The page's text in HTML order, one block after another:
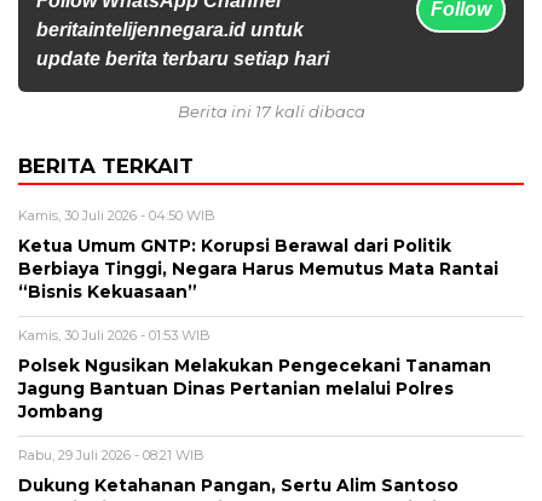
beritaintelijennegara.id untuk
update berita terbaru setiap hari
Follow
Berita ini 17 kali dibaca
BERITA TERKAIT
Kamis, 30 Juli 2026 - 04:50 WIB
Ketua Umum GNTP: Korupsi Berawal dari Politik
Berbiaya Tinggi, Negara Harus Memutus Mata Rantai
“Bisnis Kekuasaan”
Kamis, 30 Juli 2026 - 01:53 WIB
Polsek Ngusikan Melakukan Pengecekani Tanaman
Jagung Bantuan Dinas Pertanian melalui Polres
Jombang
Rabu, 29 Juli 2026 - 08:21 WIB
Dukung Ketahanan Pangan, Sertu Alim Santoso